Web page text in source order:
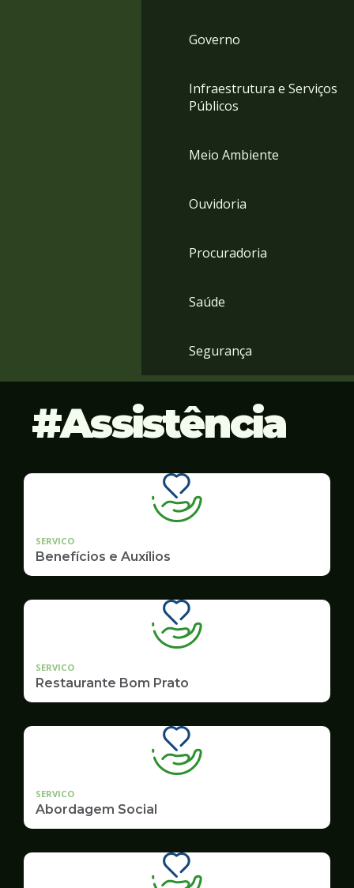
Governo
Infraestrutura e Serviços
Públicos
Meio Ambiente
Ouvidoria
Procuradoria
Saúde
Segurança
Assistência
SERVICO
Benefícios e Auxílios
SERVICO
Restaurante Bom Prato
SERVICO
Abordagem Social